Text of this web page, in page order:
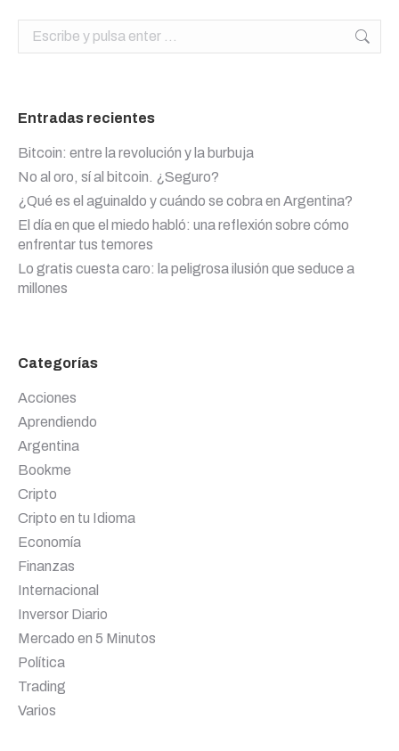
Buscar:
Entradas recientes
Bitcoin: entre la revolución y la burbuja
No al oro, sí al bitcoin. ¿Seguro?
¿Qué es el aguinaldo y cuándo se cobra en Argentina?
El día en que el miedo habló: una reflexión sobre cómo
enfrentar tus temores
Lo gratis cuesta caro: la peligrosa ilusión que seduce a
millones
Categorías
Acciones
Aprendiendo
Argentina
Bookme
Cripto
Cripto en tu Idioma
Economía
Finanzas
Internacional
Inversor Diario
Mercado en 5 Minutos
Política
Trading
Varios